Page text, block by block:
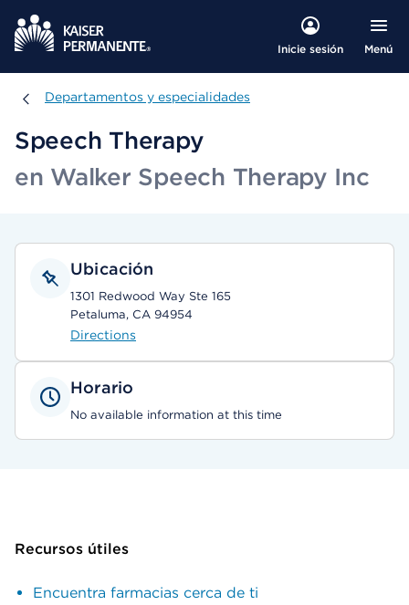
Inicie sesión Menú
Departamentos y especialidades
Departamentos y especialidades
Speech Therapy
en Walker Speech Therapy Inc
Ubicación
1301 Redwood Way Ste 165
Petaluma, CA 94954
Directions
Horario
No available information at this time
Recursos útiles
Encuentra farmacias cerca de ti